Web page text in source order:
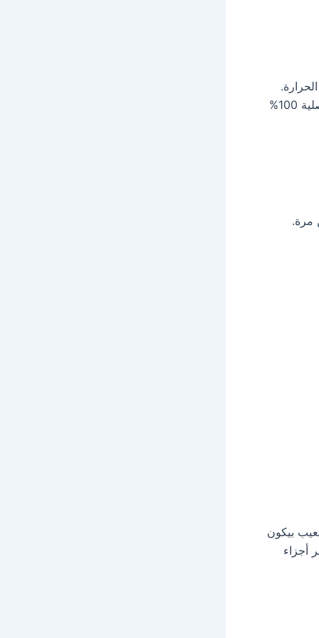
وبعدها بنحدد الجزء اللي عامل المشكلة بدقة. لو محتاج تغيير، بنستخدم قطع غيار أصلية 100%
مرة.
بيكون
أجزاء